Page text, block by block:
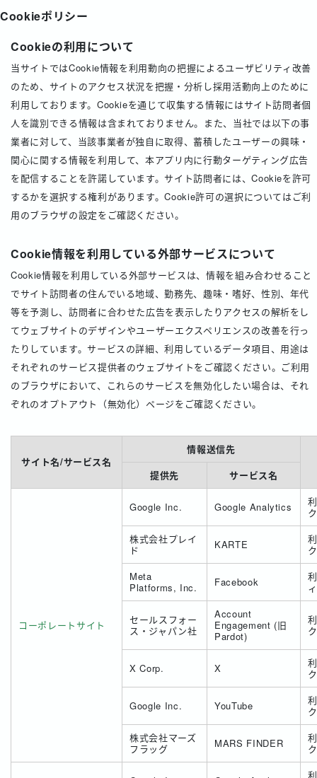
Cookieポリシー
Cookieの利用について
当サイトではCookie情報を利用動向の把握によるユーザビリティ改善
のため、サイトのアクセス状況を把握・分析し採用活動向上のために
利用しております。Cookieを通じて収集する情報にはサイト訪問者個
人を識別できる情報は含まれておりません。また、当社では以下の事
業者に対して、当該事業者が独自に取得、蓄積したユーザーの興味・
関心に関する情報を利用して、本アプリ内に行動ターゲティング広告
を配信することを許諾しています。サイト訪問者には、Cookieを許可
するかを選択する権利があります。Cookie許可の選択についてはご利
用のブラウザの設定をご確認ください。
Cookie情報を利用している外部サービスについて
Cookie情報を利用している外部サービスは、情報を組み合わせること
でサイト訪問者の住んでいる地域、勤務先、趣味・嗜好、性別、年代
等を予測し、訪問者に合わせた広告を表示したりアクセスの解析をし
てウェブサイトのデザインやユーザーエクスペリエンスの改善を行っ
たりしています。サービスの詳細、利用しているデータ項目、用途は
それぞれのサービス提供者のウェブサイトをご確認ください。ご利用
のブラウザにおいて、これらのサービスを無効化したい場合は、それ
ぞれのオプトアウト（無効化）ページをご確認ください。
サイト名/サービス名
情報送信先
提供先
サービス名
コーポレートサイト
Google Inc. Google Analytics
株式会社プレイ
ド
KARTE
Meta
Platforms, Inc.
Facebook
セールスフォー
ス・ジャパン社
Account
Engagement (旧
Pardot)
X Corp. X
Google Inc. YouTube
株式会社マーズ
フラッグ
MARS FINDER